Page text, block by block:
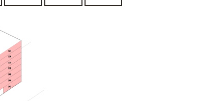
118
121
115
112
109
106
103